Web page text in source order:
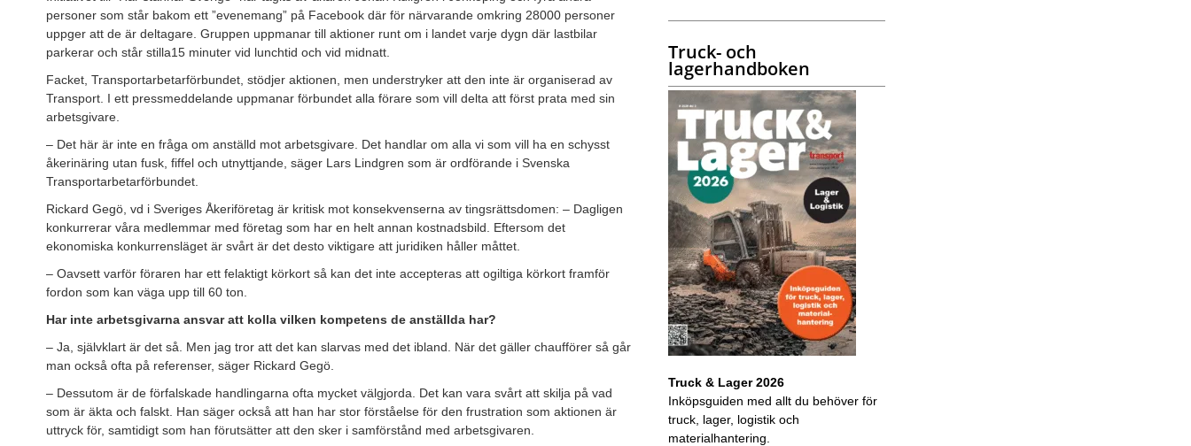
personer som står bakom ett ”evenemang” på Facebook där för närvarande omkring 28000 personer
uppger att de är deltagare. Gruppen uppmanar till aktioner runt om i landet varje dygn där lastbilar
parkerar och står stilla15 minuter vid lunchtid och vid midnatt.
Facket, Transportarbetarförbundet, stödjer aktionen, men understryker att den inte är organiserad av
Transport. I ett pressmeddelande uppmanar förbundet alla förare som vill delta att först prata med sin
arbetsgivare.
– Det här är inte en fråga om anställd mot arbetsgivare. Det handlar om alla vi som vill ha en schysst
åkerinäring utan fusk, fiffel och utnyttjande, säger Lars Lindgren som är ordförande i Svenska
Transportarbetarförbundet.
Rickard Gegö, vd i Sveriges Åkeriföretag är kritisk mot konsekvenserna av tingsrättsdomen: – Dagligen
konkurrerar våra medlemmar med företag som har en helt annan kostnadsbild. Eftersom det
ekonomiska konkurrensläget är svårt är det desto viktigare att juridiken håller måttet.
– Oavsett varför föraren har ett felaktigt körkort så kan det inte accepteras att ogiltiga körkort framför
fordon som kan väga upp till 60 ton.
Har inte arbetsgivarna ansvar att kolla vilken kompetens de anställda har?
– Ja, självklart är det så. Men jag tror att det kan slarvas med det ibland. När det gäller chaufförer så går
man också ofta på referenser, säger Rickard Gegö.
– Dessutom är de förfalskade handlingarna ofta mycket välgjorda. Det kan vara svårt att skilja på vad
som är äkta och falskt. Han säger också att han har stor förståelse för den frustration som aktionen är
uttryck för, samtidigt som han förutsätter att den sker i samförstånd med arbetsgivaren.
Truck- och
lagerhandboken
Truck & Lager 2026
Inköpsguiden med allt du behöver för
truck, lager, logistik och
materialhantering.